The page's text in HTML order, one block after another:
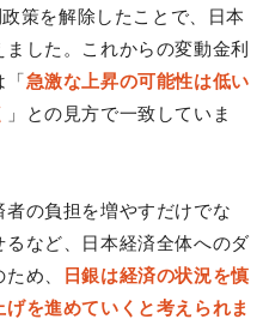
策を解除したことで、日本
した。これからの変動金利
「急激な上昇の可能性は低い
」との見方で一致していま
の負担を増やすだけでな
るなど、日本経済全体へのダ
め、
日銀は経済の状況を慎
を進めていくと考えられま